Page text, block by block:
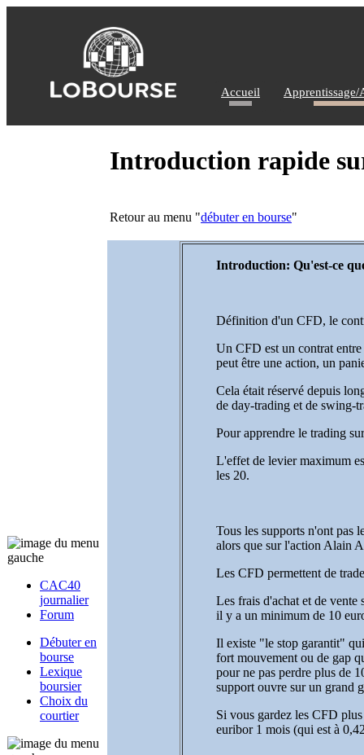
Accueil
CAC40
journalier
Forum
Débuter en
bourse
Lexique
boursier
Choix du
courtier
Introduction rapide
Retour au menu "débuter en bourse"
Introduction: Qu'est-ce
Définition d'un CFD, le
Un CFD est un contrat
peut être une action, un
Cela était réservé depuis
de day-trading et de swing-
Pour apprendre le trading
L'effet de levier maximum
les 20.
Tous les supports n'ont pas
alors que sur l'action Alain
Les CFD permettent de
Les frais d'achat et de
il y a un minimum de 10
Il existe "le stop garantit"
fort mouvement ou de gap
pour ne pas perdre plus de
support ouvre sur un grand
Si vous gardez les CFD
euribor 1 mois (qui est à